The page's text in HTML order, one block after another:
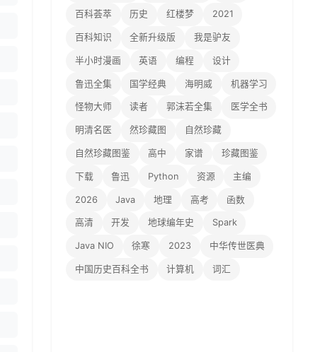
百科荟萃 历史 红楼梦 2021
百科知识 全新升级版 我是驴友
半小时漫画 英语 编程 设计
鲁迅全集 国学经典 海明威 机器学习
怪物大师 读者 郭沫若全集 医学全书
明清名医 然珍藏图 自然珍藏
自然珍藏图鉴 高中 家谱 珍藏图鉴
下载 鲁迅 Python 资源 主编
2026 Java 地理 高考 函数
高清 开发 地球编年史 Spark
Java NIO 徐寒 2023 中华传世医典
中国历史百科全书 计算机 词汇